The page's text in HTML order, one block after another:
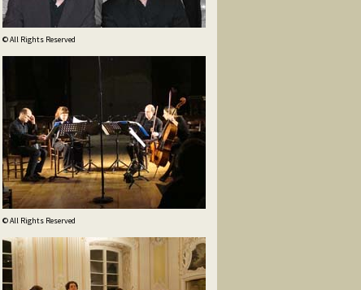
© All Rights Reserved
© All Rights Reserved